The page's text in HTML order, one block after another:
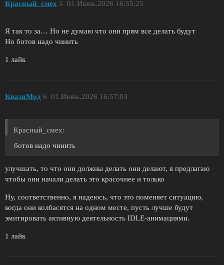
Красный_смех 01.Июнь.2026 16:55:25
5
Я так то за… Но не думаю что они прям все делать будут
Но ботов надо чинить
1 лайк
КвазиМод 01.Июнь.2026 16:57:03
6
Красный_смех:
ботов надо чинить
улучшать, то что они должны делать они делают, я предлагаю
чтобы они начали делать это красочнее и только
Ну, соответственно, я надеюсь, что это поменяет ситуацию,
когда они колбасятся на одном месте, пусть лучше будут
эмитировать активную деятельность IDLE-анимациями.
1 лайк